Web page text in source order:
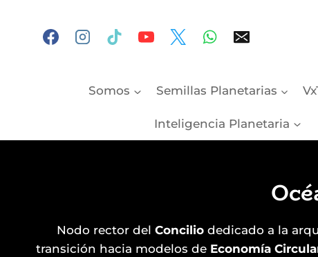
content
Somos Semillas Planetarias
Inteligencia Planetaria
Nodo rector del Concilio dedicado a la
transición hacia modelos de Economía